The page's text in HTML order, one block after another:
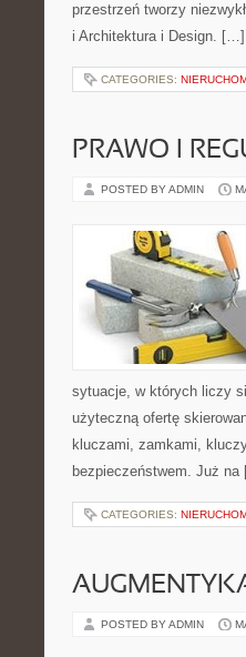
przestrzeń tworzy
i Architektura i Design. […]
CATEGORIES:
PRAWO I
POSTED BY ADMIN
sytuacje, w których liczy
użyteczną ofertę
kluczami, zamkami,
bezpieczeństwem. Już
CATEGORIES:
POSTED BY ADMIN